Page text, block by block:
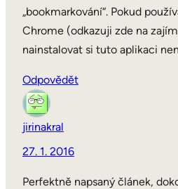
„bookmarkování“. Pokud
Chrome (odkazuji zde na
nainstalovat si tuto aplikaci
Odpovědět
jirinakral
27. 1. 2016
Perfektně napsaný článek,